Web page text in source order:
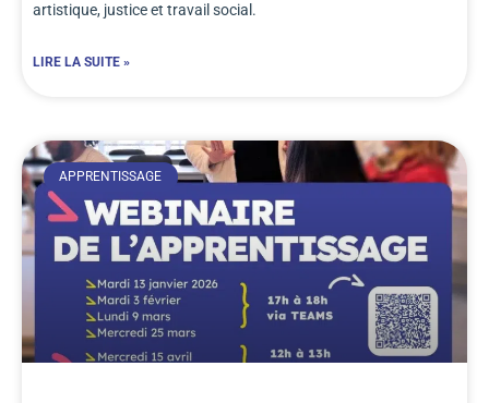
artistique, justice et travail social.
LIRE LA SUITE »
APPRENTISSAGE